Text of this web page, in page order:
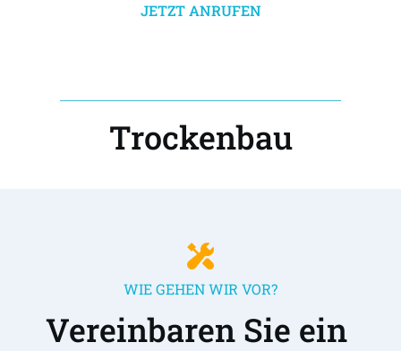
JETZT ANRUFEN
Trockenbau
WIE GEHEN WIR VOR?
Vereinbaren Sie ein